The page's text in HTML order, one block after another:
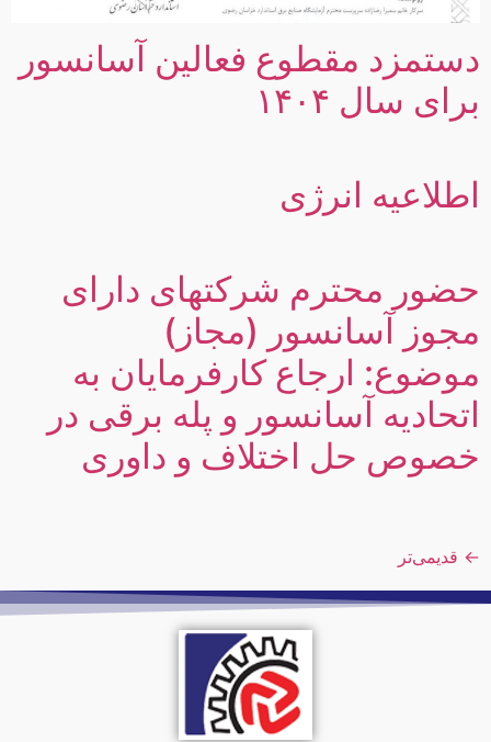
دستمزد مقطوع فعالین آسانسور
برای سال ۱۴۰۴
اطلاعیه انرژی
حضور محترم شرکتهای دارای
مجوز آسانسور (مجاز)
موضوع: ارجاع کارفرمایان به
اتحادیه آسانسور و پله برقی در
خصوص حل اختلاف و داوری
←قدیمی‌تر